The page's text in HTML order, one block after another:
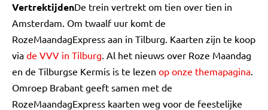
VertrektijdenDe trein vertrekt om tien over tien in
Amsterdam. Om twaalf uur komt de
RozeMaandagExpress aan in Tilburg. Kaarten zijn te koop
via de VVV in Tilburg. Al het nieuws over Roze Maandag
en de Tilburgse Kermis is te lezen op onze themapagina.
Omroep Brabant geeft samen met de
RozeMaandagExpress kaarten weg voor de feestelijke